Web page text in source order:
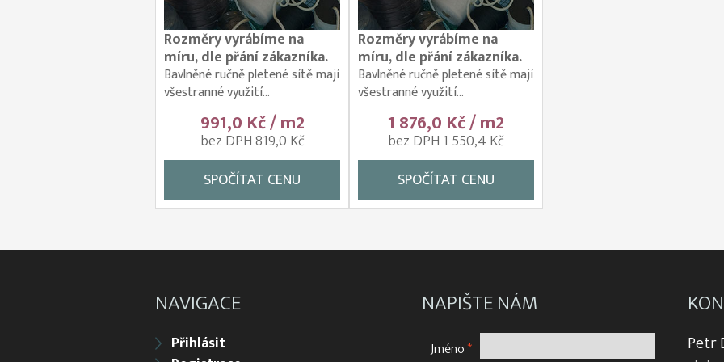
Rozměry vyrábíme na
míru, dle přání zákazníka.
Bavlněné ručně pletené sítě mají
všestranné využití...
991,0 Kč / m2
bez DPH 819,0 Kč
SPOČÍTAT CENU
Rozměry vyrábíme na
míru, dle přání zákazníka.
Bavlněné ručně pletené sítě mají
všestranné využití...
1 876,0 Kč / m2
bez DPH 1 550,4 Kč
SPOČÍTAT CENU
NAVIGACE
Přihlásit
NAPIŠTE NÁM
Jméno* Petr